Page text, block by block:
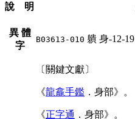
說 明
異 體
字
B03613-010 䠿 身-12-19
〔關鍵文獻〕
《龍龕手鑑 ．身部》。
《正字通 ．身部》。